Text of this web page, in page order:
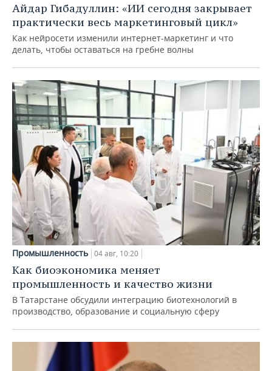
Айдар Гибадуллин: «ИИ сегодня закрывает
практически весь маркетинговый цикл»
Как нейросети изменили интернет-маркетинг и что
делать, чтобы оставаться на гребне волны
Промышленность 04 авг, 10:20
Как биоэкономика меняет
промышленность и качество жизни
В Татарстане обсудили интеграцию биотехнологий в
производство, образование и социальную сферу